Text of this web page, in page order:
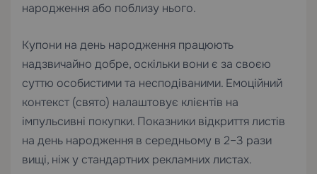
народження або поблизу нього.
Купони на день народження працюють
надзвичайно добре, оскільки вони є за своєю
суттю особистими та несподіваними. Емоційний
контекст (свято) налаштовує клієнтів на
імпульсивні покупки. Показники відкриття листів
на день народження в середньому в 2–3 рази
вищі, ніж у стандартних рекламних листах.